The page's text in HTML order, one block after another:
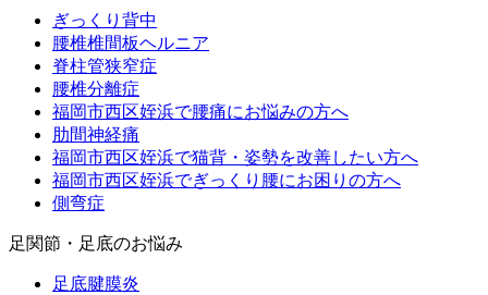
ぎっくり背中
腰椎椎間板ヘルニア
脊柱管狭窄症
腰椎分離症
福岡市西区姪浜で腰痛にお悩みの方へ
肋間神経痛
福岡市西区姪浜で猫背・姿勢を改善したい方へ
福岡市西区姪浜でぎっくり腰にお困りの方へ
側弯症
足関節・足底のお悩み
足底腱膜炎